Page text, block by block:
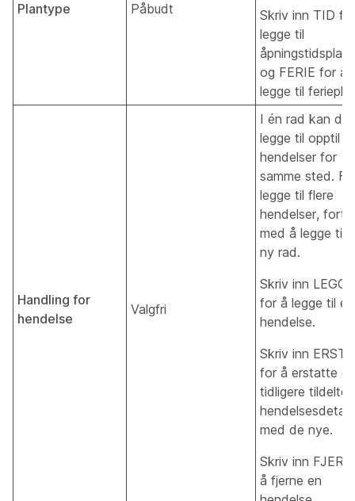
Plantype Påbudt
Skriv inn TID
legge til
og FERIE for å
legge til
Handling for
hendelse
Valgfri
I én rad kan du
legge til opptil
hendelser for
samme sted.
legge til flere
hendelser,
med å legge til
ny rad.
Skriv inn LEGG
for å legge til en
hendelse.
Skriv inn
for å erstatte
tidligere tildelte
med de nye.
Skriv inn
å fjerne en